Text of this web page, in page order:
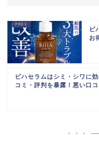
ビ
お
ビハセラムはシミ・シワに
コミ・評判を暴露！悪い口